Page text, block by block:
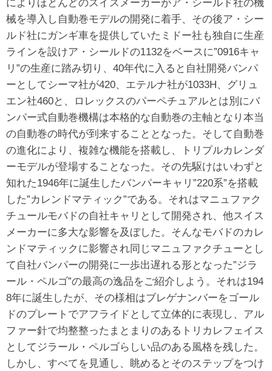
によりほとんどのスイスメーカーがア・シールド社の機
械を導入し自動巻モデルの開発に着手、その後ア・シー
ルド社にガンギ車を提供していたミドー社も独自に生産
ラインを設けア・シールドの1132をベースに”0916キャ
リ”の生産に踏み切り、40年代に入ると自社開発バンパ
ーとしてシーマ社が420、エテルナ社が1033H、グリュ
エン社460と、ロレックスのパーペチュアルとは別にバ
ンパー式自動巻機構は本格的な自動巻の主軸となり本当
の自動巻の時代が到来することとなった。そして自動巻
の進化により、複雑な機能を搭載し、トリプルカレンダ
ーモデルが登場することなった。その先駆けはいわずと
知れた1946年に誕生したバンパーキャリ”220系”を搭載
した”カレンドマティック”である。それはマニュファク
チュールモバドの自社キャリとして開発され、他スイス
メーカーに多大な影響を及ぼした。そんなモバドのカレ
ンドマティックに影響され同じマニュファクチューとし
て自社バンパーの開発に一歩出遅れる形となった”ジラ
ール・ペルゴ”の最高の逸品をご紹介しよう。それは194
8年に誕生したが、その様相はブレゲナンバーをゴール
ドのプレートでアフライドとして立体的に表現し、アル
ファー針で均整整ったまとまりのあるトリカレフェイス
としてジラール・ペルゴらしい品のある風格を残した。
しかし、すべてを見通し、眺めるとそのステップをつけ